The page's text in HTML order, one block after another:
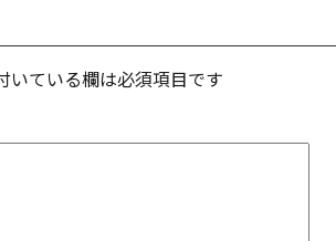
いている欄は必須項目です